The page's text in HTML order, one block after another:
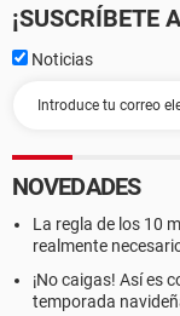
¡SUSCRÍBETE
Noticias
NOVEDADES
La regla de los 10
realmente
¡No caigas! Así es
temporada